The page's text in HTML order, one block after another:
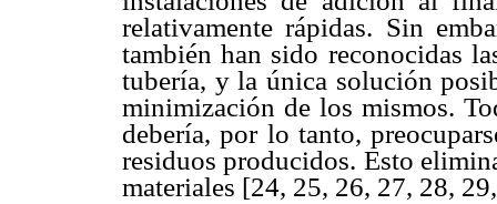
relativamente rápidas. Sin
también han sido reconocidas
tubería, y la única solución
minimización de los mismos.
debería, por lo tanto,
residuos producidos. Esto
materiales [24, 25, 26, 27, 28,